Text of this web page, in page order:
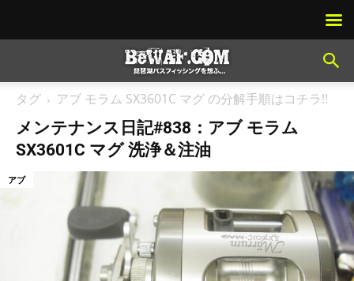
タグ アブ モラム SX3601C マグ の分解手順はコチラ!!
メンテナンス日記#838：アブ モラム
SX3601C マグ 洗浄＆注油
アブ